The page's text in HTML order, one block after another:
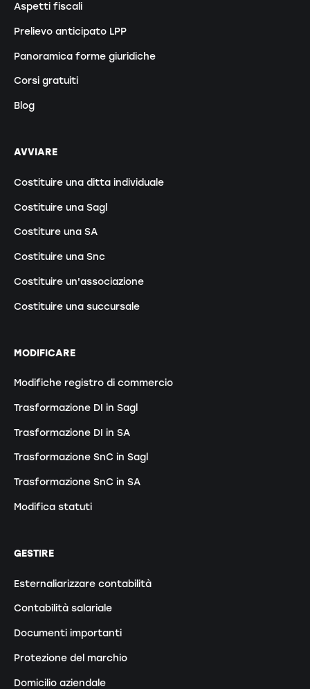
Aspetti fiscali
Prelievo anticipato LPP
Panoramica forme giuridiche
Corsi gratuiti
Blog
AVVIARE
Costituire una ditta individuale
Costituire una Sagl
Costiture una SA
Costituire una Snc
Costituire un'associazione
Costituire una succursale
MODIFICARE
Modifiche registro di commercio
Trasformazione DI in Sagl
Trasformazione DI in SA
Trasformazione SnC in Sagl
Trasformazione SnC in SA
Modifica statuti
GESTIRE
Esternaliarizzare contabilità
Contabilità salariale
Documenti importanti
Protezione del marchio
Domicilio aziendale